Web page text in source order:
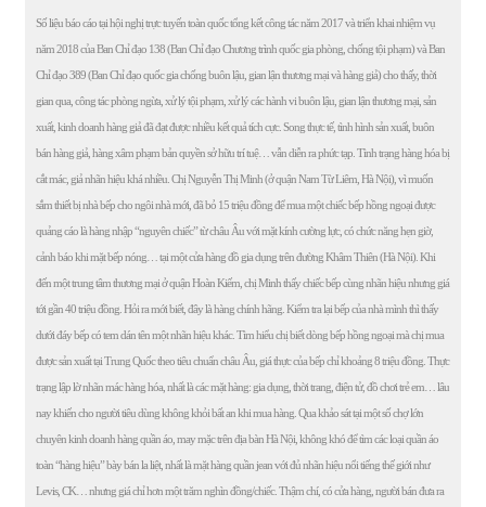
Số liệu báo cáo tại hội nghị trực tuyến toàn quốc tổng kết công tác năm 2017 và triển khai nhiệm vụ
năm 2018 của Ban Chỉ đạo 138 (Ban Chỉ đạo Chương trình quốc gia phòng, chống tội phạm) và Ban
Chỉ đạo 389 (Ban Chỉ đạo quốc gia chống buôn lậu, gian lận thương mại và hàng giả) cho thấy, thời
gian qua, công tác phòng ngừa, xử lý tội phạm, xử lý các hành vi buôn lậu, gian lận thương mại, sản
xuất, kinh doanh hàng giả đã đạt được nhiều kết quả tích cực. Song thực tế, tình hình sản xuất, buôn
bán hàng giả, hàng xâm phạm bản quyền sở hữu trí tuệ… vẫn diễn ra phức tạp. Tình trạng hàng hóa bị
cắt mác, giả nhãn hiệu khá nhiều. Chị Nguyễn Thị Minh (ở quận Nam Từ Liêm, Hà Nội), vì muốn
sắm thiết bị nhà bếp cho ngôi nhà mới, đã bỏ 15 triệu đồng để mua một chiếc bếp hồng ngoại được
quảng cáo là hàng nhập “nguyên chiếc” từ châu Âu với mặt kính cường lực, có chức năng hẹn giờ,
cảnh báo khi mặt bếp nóng… tại một cửa hàng đồ gia dụng trên đường Khâm Thiên (Hà Nội). Khi
đến một trung tâm thương mại ở quận Hoàn Kiếm, chị Minh thấy chiếc bếp cùng nhãn hiệu nhưng giá
tới gần 40 triệu đồng. Hỏi ra mới biết, đây là hàng chính hãng. Kiểm tra lại bếp của nhà mình thì thấy
dưới đáy bếp có tem dán tên một nhãn hiệu khác. Tìm hiểu chị biết dòng bếp hồng ngoại mà chị mua
được sản xuất tại Trung Quốc theo tiêu chuẩn châu Âu, giá thực của bếp chỉ khoảng 8 triệu đồng. Thực
trạng lập lờ nhãn mác hàng hóa, nhất là các mặt hàng: gia dụng, thời trang, điện tử, đồ chơi trẻ em… lâu
nay khiến cho người tiêu dùng không khỏi bất an khi mua hàng. Qua khảo sát tại một số chợ lớn
chuyên kinh doanh hàng quần áo, may mặc trên địa bàn Hà Nội, không khó để tìm các loại quần áo
toàn “hàng hiệu” bày bán la liệt, nhất là mặt hàng quần jean với đủ nhãn hiệu nổi tiếng thế giới như
Levis, CK… nhưng giá chỉ hơn một trăm nghìn đồng/chiếc. Thậm chí, có cửa hàng, người bán đưa ra